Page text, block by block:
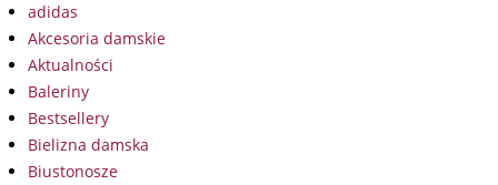
adidas
Akcesoria damskie
Aktualności
Baleriny
Bestsellery
Bielizna damska
Biustonosze